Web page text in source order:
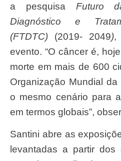
a pesquisa Futuro
Diagnóstico e
(FTDTC) (2019- 2049),
evento. “O câncer é,
morte em mais de 600
Organização Mundial
o mesmo cenário para
em termos globais”,
Santini abre as exposições, trazendo questões
levantadas a partir dos